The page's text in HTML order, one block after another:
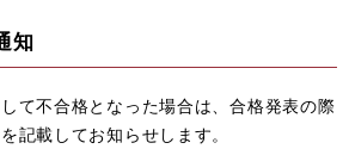
知
て不合格となった場合は、合格発表の際
記載してお知らせします。